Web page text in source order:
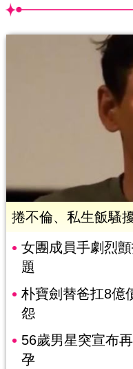
捲不倫、私生飯騷
女團成員手劇烈
題
朴寶劍替爸扛8
怨
56歲男星突宣布
孕